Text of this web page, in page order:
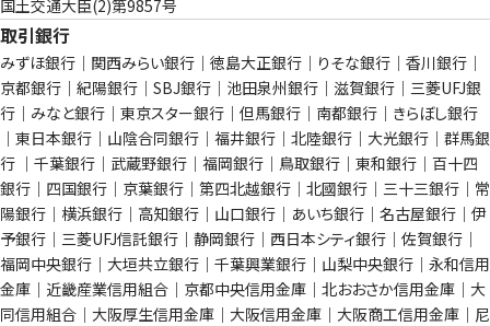
国土交通大臣(2)第9857号
取引銀行
みずほ銀行｜関西みらい銀行｜徳島大正銀行｜りそな銀行｜香川銀行｜
京都銀行｜紀陽銀行｜SBJ銀行｜池田泉州銀行｜滋賀銀行｜三菱UFJ銀
行｜みなと銀行｜東京スター銀行｜但馬銀行｜南都銀行｜きらぼし銀行
｜東日本銀行｜山陰合同銀行｜福井銀行｜北陸銀行｜大光銀行｜群馬銀
行 ｜千葉銀行｜武蔵野銀行｜福岡銀行｜鳥取銀行｜東和銀行｜百十四
銀行｜四国銀行｜京葉銀行│第四北越銀行│北國銀行｜三十三銀行｜常
陽銀行｜横浜銀行｜高知銀行｜山口銀行｜あいち銀行｜名古屋銀行｜伊
予銀行｜三菱UFJ信託銀行｜静岡銀行｜西日本シティ銀行｜佐賀銀行｜
福岡中央銀行｜大垣共立銀行｜千葉興業銀行｜山梨中央銀行｜永和信用
金庫｜近畿産業信用組合｜京都中央信用金庫｜北おおさか信用金庫｜大
同信用組合｜大阪厚生信用金庫｜大阪信用金庫｜大阪商工信用金庫｜尼